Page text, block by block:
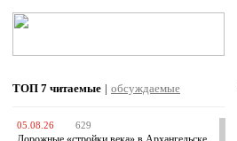
ТОП 7 читаемые | обсуждаемые
05.08.26 629